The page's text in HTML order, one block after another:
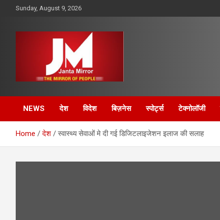
Sunday, August 9, 2026
Janta Mirror
NEWS देश विदेश बिज़नेस स्पोर्ट्स टेक्नोलॉजी
Home देश स्वास्थ्य सेवाओं मे दी गई डिजिटलाइजेशन इलाज की सलाह